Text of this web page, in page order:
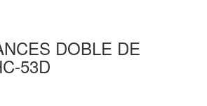
DOBLE DE
53D